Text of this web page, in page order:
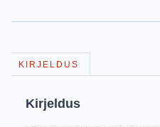
KIRJELDUS
Kirjeldus